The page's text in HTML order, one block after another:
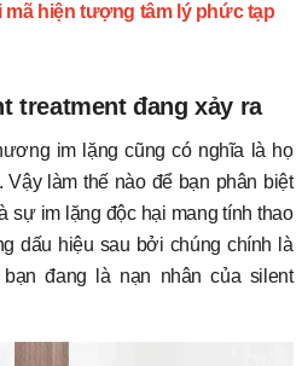
mã hiện tượng tâm lý phức tạp
treatment đang xảy ra
im lặng cũng có nghĩa là họ
Vậy làm thế nào để bạn phân biệt
sự im lặng độc hại mang tính thao
dấu hiệu sau bởi chúng chính là
đang là nạn nhân của silent